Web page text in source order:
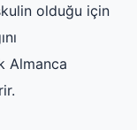
olduğu için
Almanca